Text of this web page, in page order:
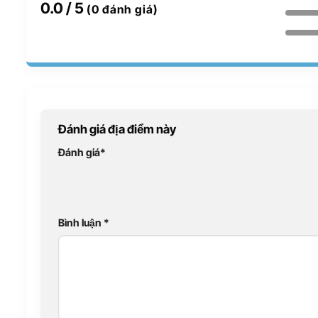
0.0 / 5 (0 đánh giá)
Đánh giá địa điểm này
Đánh giá*
Bình luận *